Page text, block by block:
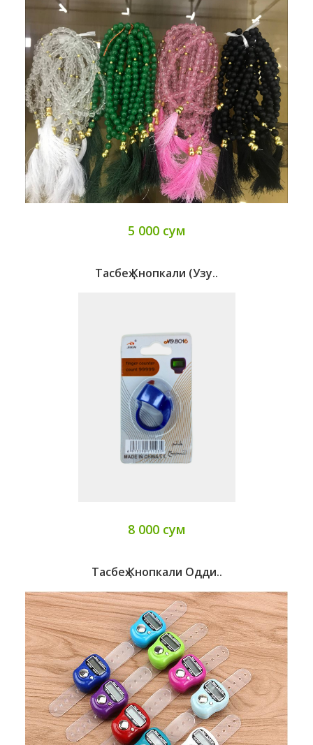
5 000 сум
Тасбеҳ Кнопкали (узу..
8 000 сум
Тасбеҳ Кнопкали Одди..